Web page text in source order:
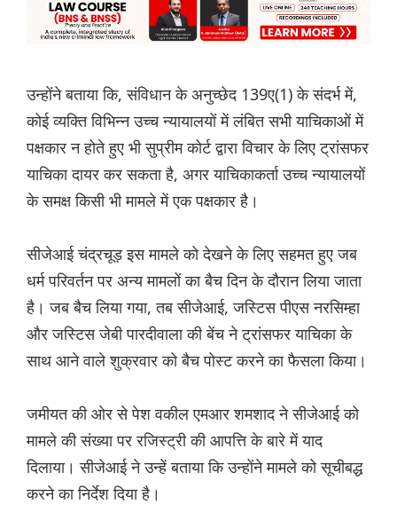
उन्होंने बताया कि, संविधान के अनुच्छेद 139ए(1) के संदर्भ में,
कोई व्यक्ति विभिन्न उच्च न्यायालयों में लंबित सभी याचिकाओं में
पक्षकार न होते हुए भी सुप्रीम कोर्ट द्वारा विचार के लिए ट्रांसफर
याचिका दायर कर सकता है, अगर याचिकाकर्ता उच्च न्यायालयों
के समक्ष किसी भी मामले में एक पक्षकार है।
सीजेआई चंद्रचूड़ इस मामले को देखने के लिए सहमत हुए जब
धर्म परिवर्तन पर अन्य मामलों का बैच दिन के दौरान लिया जाता
है। जब बैच लिया गया, तब सीजेआई, जस्टिस पीएस नरसिम्हा
और जस्टिस जेबी पारदीवाला की बेंच ने ट्रांसफर याचिका के
साथ आने वाले शुक्रवार को बैच पोस्ट करने का फैसला किया।
जमीयत की ओर से पेश वकील एमआर शमशाद ने सीजेआई को
मामले की संख्या पर रजिस्ट्री की आपत्ति के बारे में याद
दिलाया। सीजेआई ने उन्हें बताया कि उन्होंने मामले को सूचीबद्ध
करने का निर्देश दिया है।